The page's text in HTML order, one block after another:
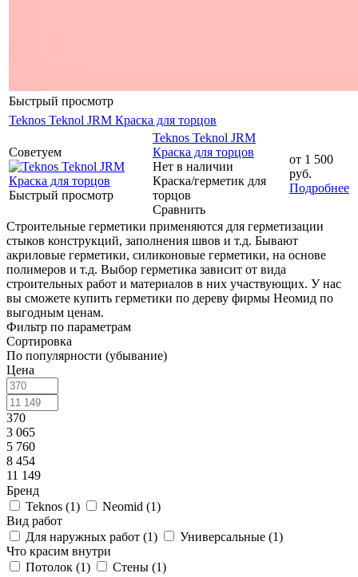
Быстрый просмотр
Teknos Teknol JRM Краска для торцов
Советуем
Быстрый просмотр
Teknos Teknol JRM
Краска для торцов
Нет в наличии
Краска/герметик для
торцов
Сравнить
от 1 500
руб.
Подробнее
Строительные герметики применяются для герметизации
стыков конструкций, заполнения швов и т.д. Бывают
акриловые герметики, силиконовые герметики, на основе
полимеров и т.д. Выбор герметика зависит от вида
строительных работ и материалов в них участвующих. У нас
вы сможете купить герметики по дереву фирмы Неомид по
выгодным ценам.
Фильтр по параметрам
Сортировка
По популярности (убывание)
Цена
370
3 065
5 760
8 454
11 149
Бренд
Teknos (1) Neomid (1)
Вид работ
Для наружных работ (1) Универсальные (1)
Что красим внутри
Потолок (1) Стены (1)